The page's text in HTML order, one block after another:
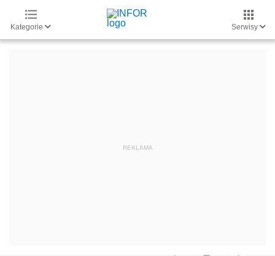
Kategorie Serwisy